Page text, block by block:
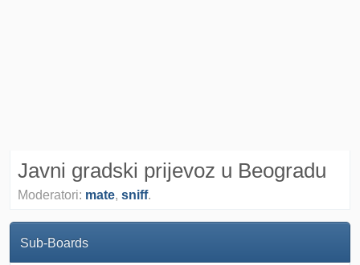
Javni gradski prijevoz u Beogradu
Moderatori: mate, sniff.
Sub-Boards